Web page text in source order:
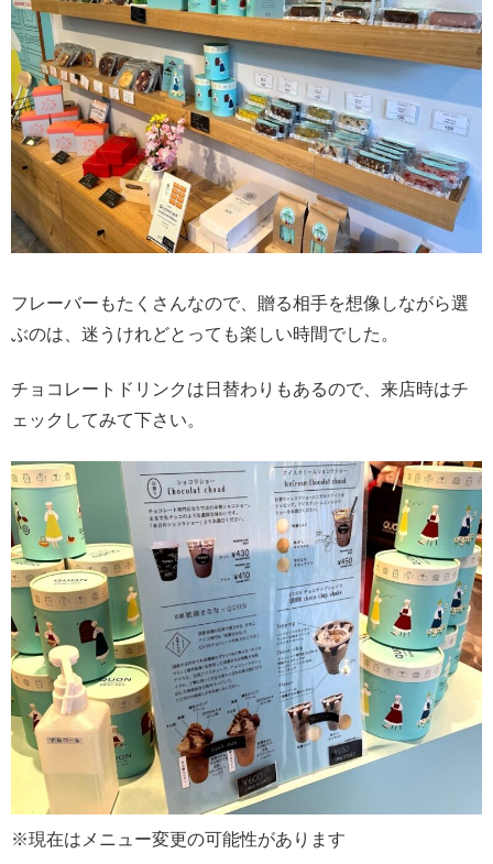
フレーバーもたくさんなので、贈る相手を想像しながら選
ぶのは、迷うけれどとっても楽しい時間でした。
チョコレートドリンクは日替わりもあるので、来店時はチ
ェックしてみて下さい。
※現在はメニュー変更の可能性があります